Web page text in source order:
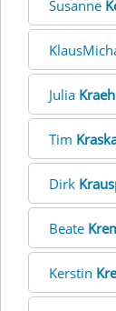
Susanne
Julia
Tim
Dirk
Beate
Kerstin